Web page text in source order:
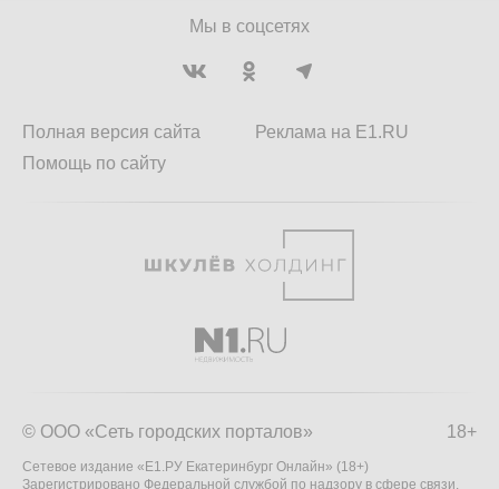
Мы в соцсетях
Полная версия сайта
Помощь по сайту
Реклама на E1.RU
18+
© ООО «Сеть городских порталов»
Сетевое издание «Е1.РУ Екатеринбург Онлайн» (18+)
Зарегистрировано Федеральной службой по надзору в сфере связи,